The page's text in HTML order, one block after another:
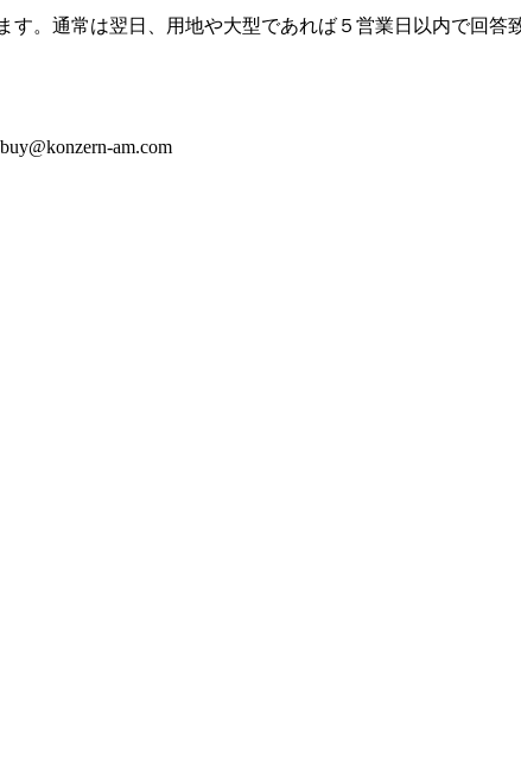
。通常は翌日、用地や大型であれば５営業日以内で回答
am.com